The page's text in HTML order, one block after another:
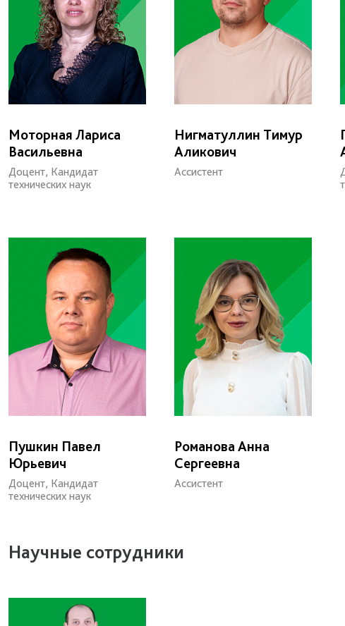
Моторная Лариса
Васильевна
Доцент, Кандидат
технических наук
Нигматуллин Тимур
Аликович
Ассистент
Пушкин Павел
Юрьевич
Доцент, Кандидат
технических наук
Романова Анна
Сергеевна
Ассистент
Научные сотрудники